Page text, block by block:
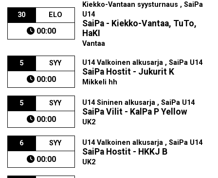
30 ELO
00:00
Kiekko-Vantaan syysturnaus , SaiPa
U14
SaiPa - Kiekko-Vantaa, TuTo,
HaKI
Vantaa
5 SYY
00:00
U14 Valkoinen alkusarja , SaiPa U14
SaiPa Hostit - Jukurit K
Mikkeli hh
5 SYY
00:00
U14 Sininen alkusarja , SaiPa U14
SaiPa Vilit - KalPa P Yellow
UK2
6 SYY
00:00
U14 Valkoinen alkusarja , SaiPa U14
SaiPa Hostit - HKKJ B
UK2